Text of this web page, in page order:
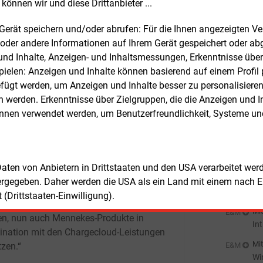
wir und diese Drittanbieter ...
speichern und/oder abrufen: Für die Ihnen angezeigten
andere Informationen auf Ihrem Gerät gespeichert oder
Inhalte, Anzeigen- und Inhaltsmessungen, Erkenntnisse
Anzeigen und Inhalte können basierend auf einem Profil
werden, um Anzeigen und Inhalte besser zu
werden. Erkenntnisse über Zielgruppen, die die Anzeigen und
verwendet werden, um Benutzerfreundlichkeit, Systeme
von Anbietern in Drittstaaten und den USA verarbeitet
Daher werden die USA als ein Land mit einem nach
(Drittstaaten-Einwilligung).
verweist auf das strategische
von Chargecloud im Jahr 2016. Die
Finanzierungsrunde unterstreiche das
in die Innovationskraft und
des Joint Ventures.
Lazzaro, Geschäftsführer von
betont die Notwendigkeit
des Gemeinschaftsunternehmens
eigene Vertriebsperspektive: „Der
ins europäische Ausland ermöglicht
internationalen Kundinnen und
nun auch Mennekes-Produkte in
mit den Chargecloud-Leistungen
E&M
E&M
E&M
E&M
E&M
E&M